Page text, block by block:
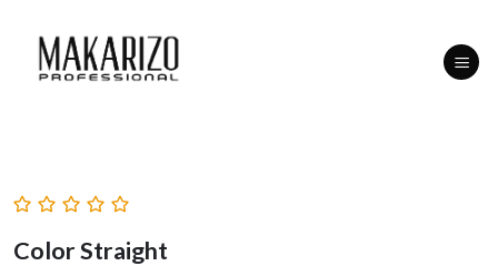
content
Color Straight